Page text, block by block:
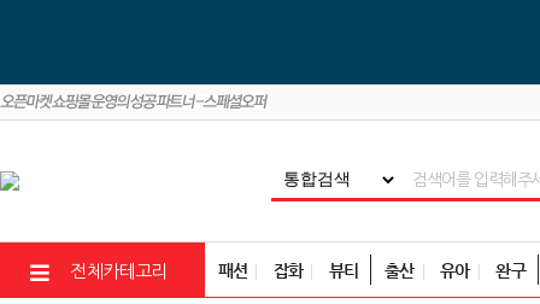
전체카테고리 패션 잡화 뷰티 출산 유아 완구